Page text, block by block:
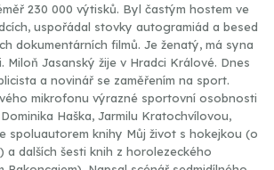
230 000 výtisků. Byl častým hostem ve
uspořádal stovky autogramiád a besed
dokumentárních filmů. Je ženatý, má syna
Miloň Jasanský žije v Hradci Králové. Dnes
a novinář se zaměřením na sport.
mikrofonu výrazné sportovní osobnosti
Haška, Jarmilu Kratochvílovou,
spoluautorem knihy Můj život s hokejkou (o
a dalších šesti knih z horolezeckého